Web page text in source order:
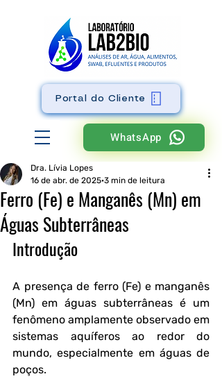
WhatsApp
Portal do Cliente
Ferro (Fe) e Manganês (Mn) em
Águas Subterrâneas
Dra. Lívia Lopes
16 de abr. de 2025 3 min de leitura
Introdução
A presença de ferro (Fe) e manganês
(Mn) em águas subterrâneas é um
fenômeno amplamente observado em
sistemas aquíferos ao redor do
mundo, especialmente em águas de
poços.